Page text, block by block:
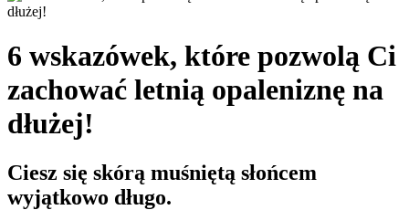
6 wskazówek, które pozwolą Ci
zachować letnią opaleniznę na
dłużej!
Ciesz się skórą muśniętą słońcem
wyjątkowo długo.